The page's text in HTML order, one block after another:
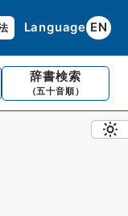
Language EN
辞書検索
（五十音順）